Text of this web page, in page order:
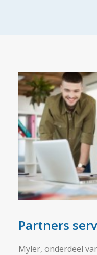
Partners
Myler, onderdeel